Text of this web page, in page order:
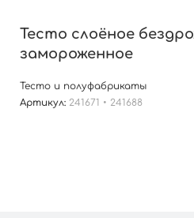
Тесто слоёное
замороженное
Тесто и полуфабрикаты
Артикул: 241671 • 241688